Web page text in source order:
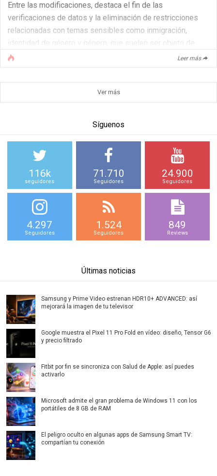
Entre las modificaciones, destaca el fin de las
verificaciones de datos y la eliminación de restricciones
relacionadas con temas sensibles como inmigración,
identidad de género y género, que suelen ser objeto de
debates políticos. Según Joel Kaplan, jefe global de
asuntos públicos de Meta, “no es correcto que algo pueda
decirse en televisión o en el Congreso, pero no en nuestras
Un enfoque renovado hacia el discurso público
El CEO de Meta, Mark Zuckerberg, calificó las reglas [...]
Leer más
Ver más
Síguenos
116k
seguidores
71.710
Seguidores
24.900
Seguidores
4.297
Seguidores
1.524
Seguidores
849
Reviews
Últimas noticias
Samsung y Prime Video estrenan HDR10+ ADVANCED: así
mejorará la imagen de tu televisor
Google muestra el Pixel 11 Pro Fold en vídeo: diseño, Tensor G6
y precio filtrado
Fitbit por fin se sincroniza con Salud de Apple: así puedes
activarlo
Microsoft admite el gran problema de Windows 11 con los
portátiles de 8 GB de RAM
El peligro oculto en algunas apps de Samsung Smart TV:
compartían tu conexión